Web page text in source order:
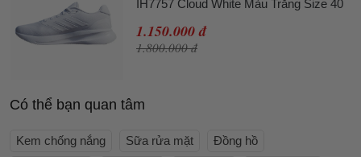
IH7757 Cloud White Màu Trắng Size 40
1.150.000 đ
1.800.000 đ
Có thể bạn quan tâm
Kem chống nắng Sữa rửa mặt
Đồng hồ